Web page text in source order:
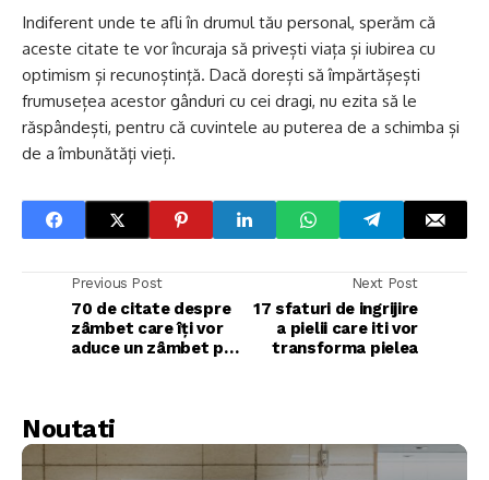
Indiferent unde te afli în drumul tău personal, sperăm că
aceste citate te vor încuraja să privești viața și iubirea cu
optimism și recunoștință. Dacă dorești să împărtășești
frumusețea acestor gânduri cu cei dragi, nu ezita să le
răspândești, pentru că cuvintele au puterea de a schimba și
de a îmbunătăți vieți.
Previous Post
70 de citate despre
zâmbet care îți vor
aduce un zâmbet pe
Next Post
17 sfaturi de ingrijire
a pielii care iti vor
transforma pielea
Noutati